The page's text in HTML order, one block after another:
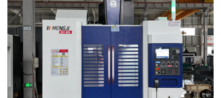
Laai Af
Nuus
Kontak Ons